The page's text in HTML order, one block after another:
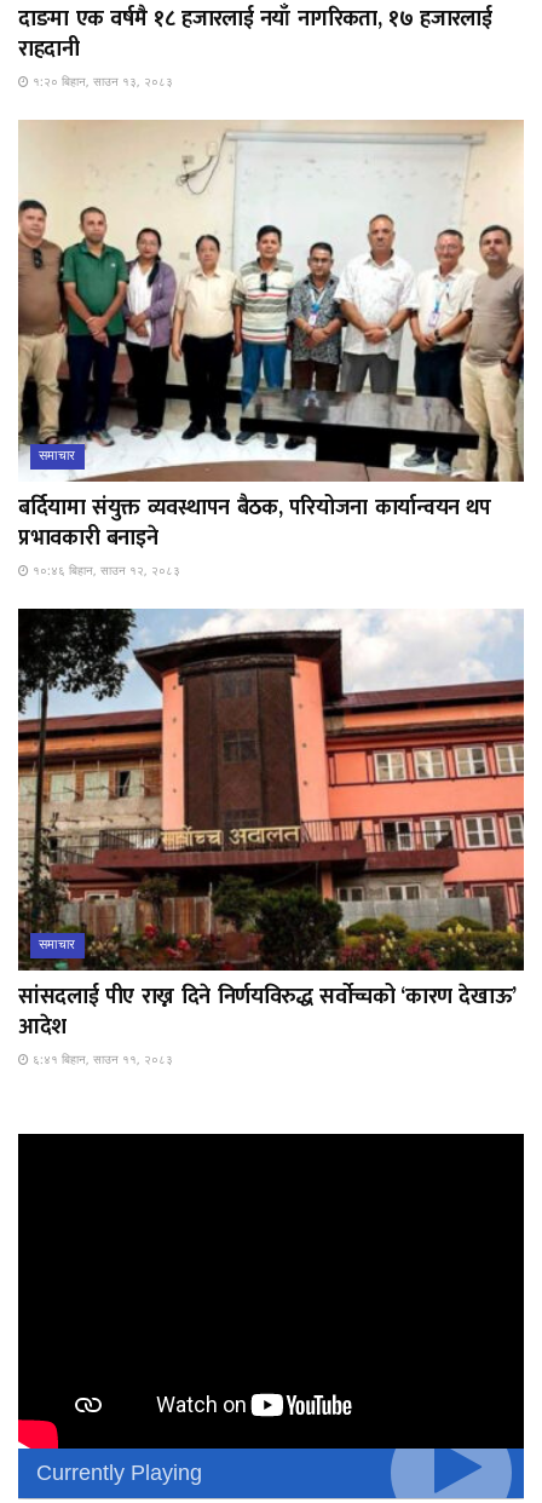
दाङमा एक वर्षमै १८ हजारलाई नयाँ नागरिकता, १७ हजारलाई
राहदानी
१:२० बिहान, साउन १३, २०८३
समाचार
बर्दियामा संयुक्त व्यवस्थापन बैठक, परियोजना कार्यान्वयन थप
प्रभावकारी बनाइने
१०:४६ बिहान, साउन १२, २०८३
समाचार
सांसदलाई पीए राख्न दिने निर्णयविरुद्ध सर्वोच्चको ‘कारण देखाऊ’
आदेश
६:४१ बिहान, साउन ११, २०८३
Currently Playing